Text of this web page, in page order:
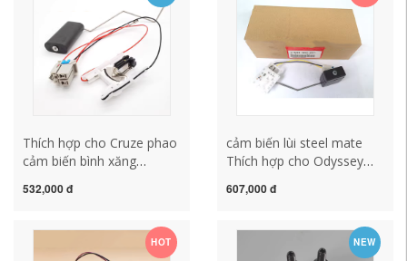
Thích hợp cho Cruze phao
cảm biến bình xăng
LaCrosse máy bơm xăng
cảm biến lùi honda city
không kêu
532,000 đ
cảm biến lùi steel mate
Thích hợp cho Odyssey
Fengfan thùng nhiên liệu
nhiên liệu cảm ứng cảm
biến lùi zestech
607,000 đ
HOT NEW